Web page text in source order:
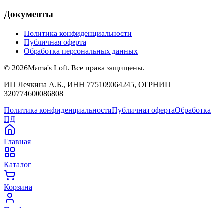
Документы
Политика конфиденциальности
Публичная оферта
Обработка персональных данных
© 2026Mama's Loft. Все права защищены.
ИП Лечкина А.Б., ИНН 775109064245, ОГРНИП
320774600086808
Политика конфиденциальностиПубличная офертаОбработка
ПД
Главная
Каталог
Корзина